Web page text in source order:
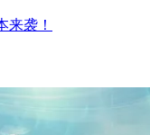
来袭！